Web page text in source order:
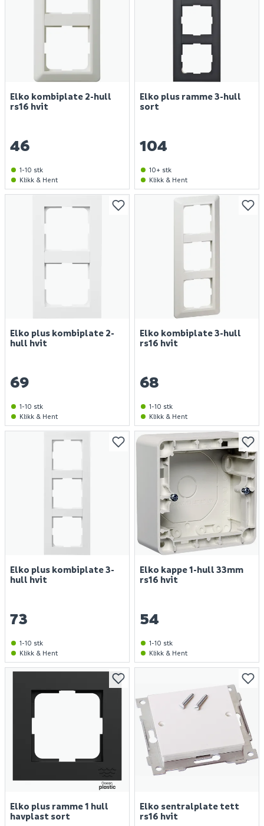
Elko kombiplate 2-hull
rs16 hvit
46
1-10 stk
Klikk & Hent
Elko plus ramme 3-hull
sort
104
10+ stk
Klikk & Hent
Elko plus kombiplate 2-
hull hvit
69
1-10 stk
Klikk & Hent
Elko kombiplate 3-hull
rs16 hvit
68
1-10 stk
Klikk & Hent
Elko plus kombiplate 3-
hull hvit
73
1-10 stk
Klikk & Hent
Elko kappe 1-hull 33mm
rs16 hvit
54
1-10 stk
Klikk & Hent
Elko plus ramme 1 hull
havplast sort
Elko sentralplate tett
rs16 hvit